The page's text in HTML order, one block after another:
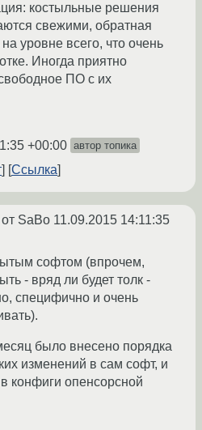
костыльные решения
свежими, обратная
уровне всего, что очень
Иногда приятно
ПО с их
+00:00 автор топика
Ссылка
от SaBo 11.09.2015 14:11:35
софтом (впрочем,
- вряд ли будет толк -
специфично и очень
было внесено порядка
изменений в сам софт, и
конфиги опенсорсной